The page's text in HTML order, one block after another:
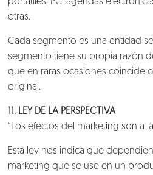
Talento
Conversemos
otras.
Cada segmento es una entidad
segmento tiene su propia razón
que en raras ocasiones coincide
original.
11. LEY DE LA PERSPECTIVA
“Los efectos del marketing son a
Esta ley nos indica que
marketing que se use en un